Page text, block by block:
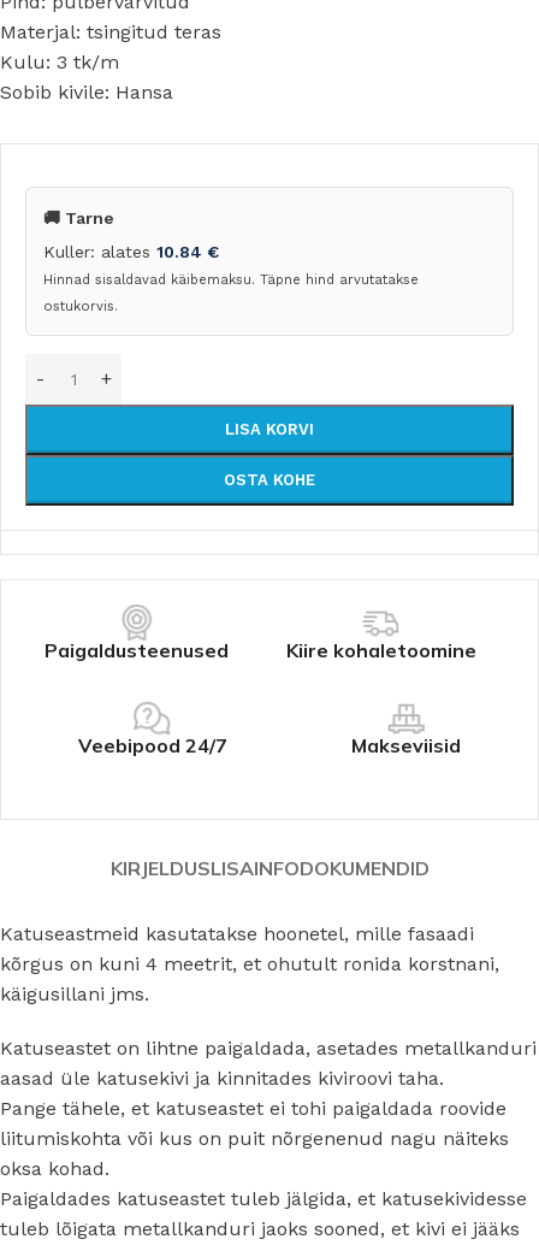
Materjal: tsingitud teras
Kulu: 3 tk/m
Sobib kivile: Hansa
🚚 Tarne
Kuller: alates 10.84 €
Hinnad sisaldavad käibemaksu. Täpne hind arvutatakse
ostukorvis.
LISA KORVI
OSTA KOHE
Paigaldusteenused Kiire kohaletoomine
Veebipood 24/7 Makseviisid
KIRJELDUSLISAINFODOKUMENDID
Katuseastmeid kasutatakse hoonetel, mille fasaadi
kõrgus on kuni 4 meetrit, et ohutult ronida korstnani,
käigusillani jms.
Katuseastet on lihtne paigaldada, asetades metallkanduri
aasad üle katusekivi ja kinnitades kiviroovi taha.
Pange tähele, et katuseastet ei tohi paigaldada roovide
liitumiskohta või kus on puit nõrgenenud nagu näiteks
oksa kohad.
Paigaldades katuseastet tuleb jälgida, et katusekividesse
tuleb lõigata metallkanduri jaoks sooned, et kivi ei jääks